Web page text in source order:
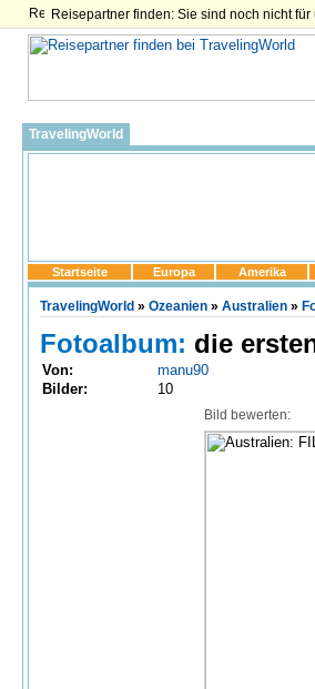
Reisepartner finden: Sie sind noch nicht
TravelingWorld
Startseite Europa Amerika
TravelingWorld » Ozeanien » Australien »
Fotoalbum: die
Von:
manu90
Bilder:
10
Bild bewerten: